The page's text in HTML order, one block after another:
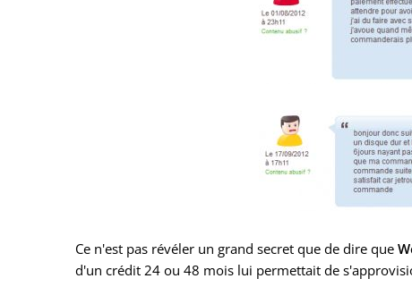
Ce n'est pas révéler un grand secret que de dire que
d'un crédit 24 ou 48 mois lui permettait de